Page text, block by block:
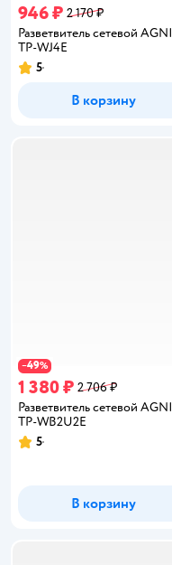
946 ₽ 2 170 ₽
Разветвитель сетевой AGNI
TP-WJ4E
Рейтинг:
5
В корзину
−49%
1 380 ₽ 2 706 ₽
Разветвитель сетевой AGNI
TP-WB2U2E
Рейтинг:
5
В корзину